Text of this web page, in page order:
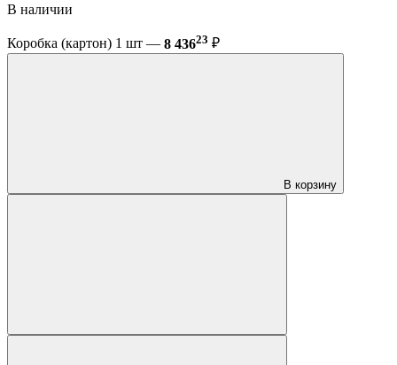
В наличии
Коробка (картон) 1 шт — 8 43623 ₽
В корзину